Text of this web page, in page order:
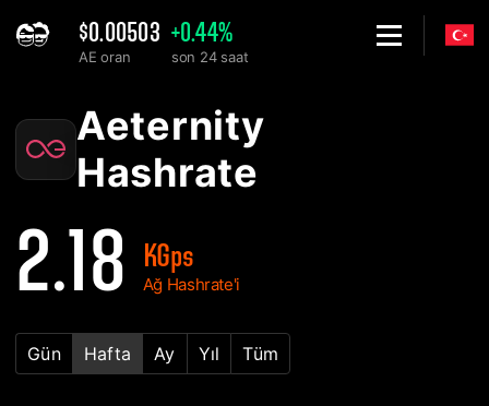
$0.00503
AE oran
+0.44%
son 24 saat
Aeternity
Hashrate
2.18 KGps
Ağ Hashrate'i
Gün Hafta Ay Yıl Tüm